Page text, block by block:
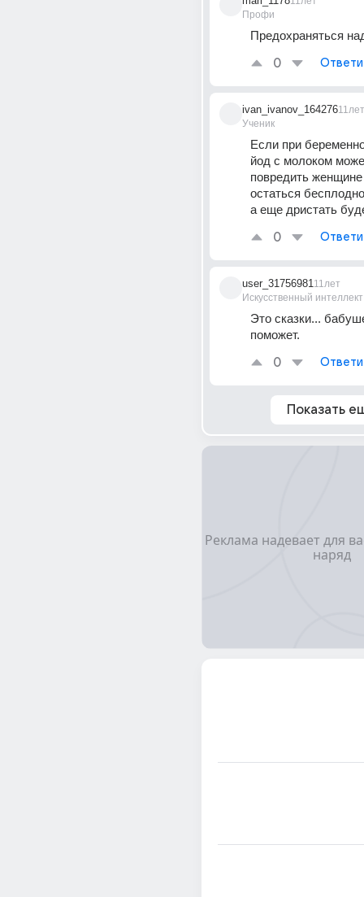
Профи
Предохраняться
0
ivan_ivanov_164276
Ученик
11лет
Если при
йод с молоком
повредить
остаться
а еще дристать
0
user_31756981
Искусственный интеллект
11лет
Это сказки...
поможет.
0
Показать